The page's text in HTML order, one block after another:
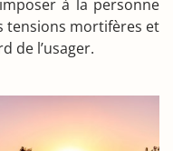
à la personne
tensions mortifères et
de l’usager.